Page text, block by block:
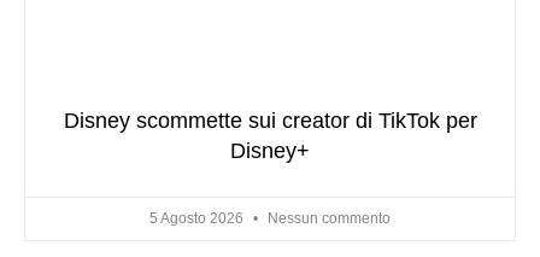
Disney scommette sui creator di TikTok per
Disney+
5 Agosto 2026 Nessun commento